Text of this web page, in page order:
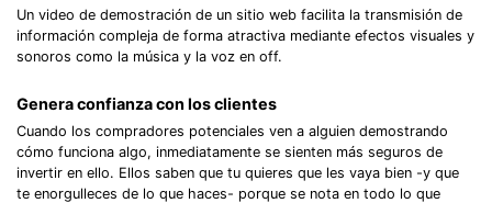
Un video de demostración de un sitio web facilita la transmisión de
información compleja de forma atractiva mediante efectos visuales y
sonoros como la música y la voz en off.
Genera confianza con los clientes
Cuando los compradores potenciales ven a alguien demostrando
cómo funciona algo, inmediatamente se sienten más seguros de
invertir en ello. Ellos saben que tu quieres que les vaya bien -y que
te enorgulleces de lo que haces- porque se nota en todo lo que